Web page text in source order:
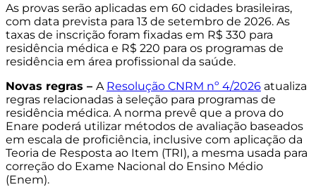
As provas serão aplicadas em 60 cidades brasileiras,
com data prevista para 13 de setembro de 2026. As
taxas de inscrição foram fixadas em R$ 330 para
residência médica e R$ 220 para os programas de
residência em área profissional da saúde.
Novas regras – A Resolução CNRM nº 4/2026 atualiza
regras relacionadas à seleção para programas de
residência médica. A norma prevê que a prova do
Enare poderá utilizar métodos de avaliação baseados
em escala de proficiência, inclusive com aplicação da
Teoria de Resposta ao Item (TRI), a mesma usada para
correção do Exame Nacional do Ensino Médio
(Enem).